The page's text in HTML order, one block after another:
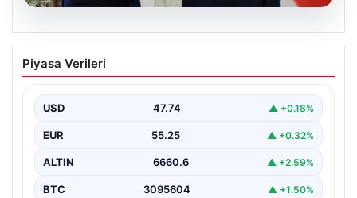
06.08.2026
Cumhurbaşkanı Erdoğan, Devlet
Bahçeli ile görüştü
Piyasa Verileri
USD 47.74 ▲ +0.18%
EUR 55.25 ▲ +0.32%
ALTIN 6660.6 ▲ +2.59%
BTC 3095604 ▲ +1.50%